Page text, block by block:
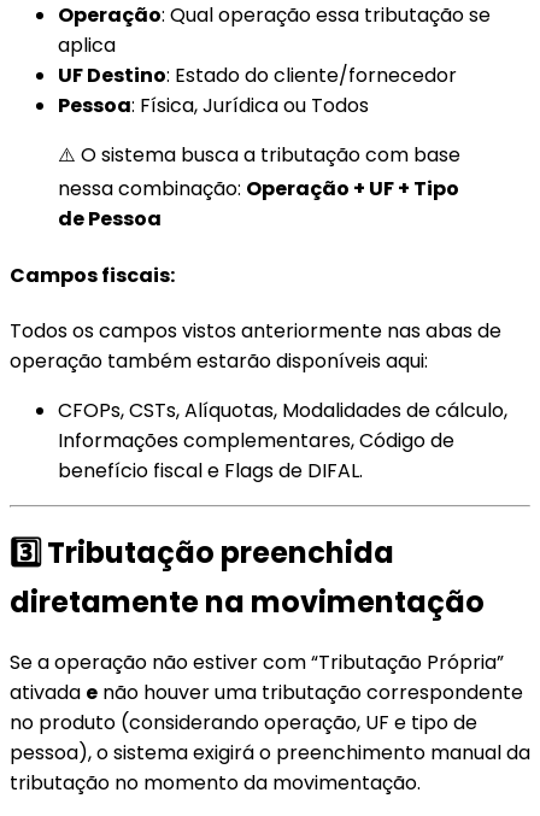
Operação: Qual operação essa tributação se
aplica
UF Destino: Estado do cliente/fornecedor
Pessoa: Física, Jurídica ou Todos
⚠️ O sistema busca a tributação com base
nessa combinação: Operação + UF + Tipo
de Pessoa
Campos fiscais:
Todos os campos vistos anteriormente nas abas de
operação também estarão disponíveis aqui:
CFOPs, CSTs, Alíquotas, Modalidades de cálculo,
Informações complementares, Código de
benefício fiscal e Flags de DIFAL.
3️⃣ Tributação preenchida
diretamente na movimentação
Se a operação não estiver com “Tributação Própria”
ativada e não houver uma tributação correspondente
no produto (considerando operação, UF e tipo de
pessoa), o sistema exigirá o preenchimento manual da
tributação no momento da movimentação.